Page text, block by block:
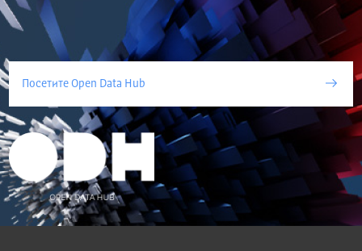
Посетите Open Data Hub